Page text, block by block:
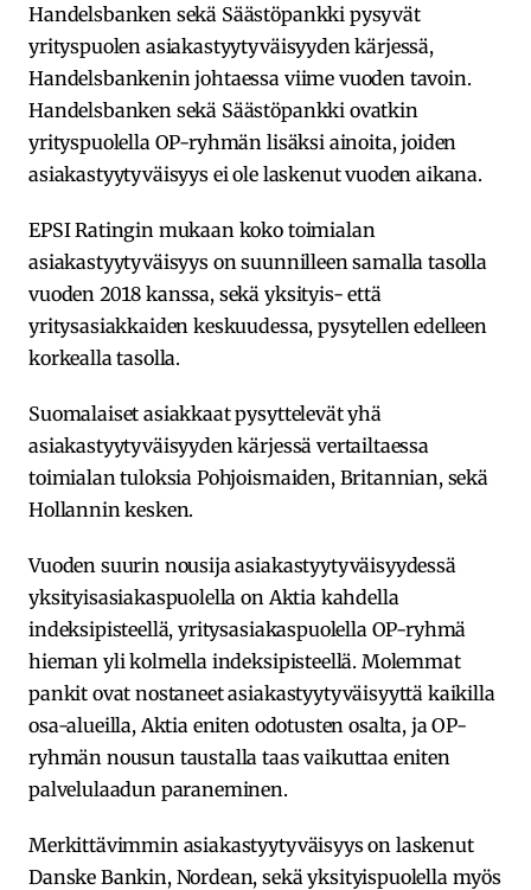
Handelsbanken sekä Säästöpankki pysyvät
yrityspuolen asiakastyytyväisyyden kärjessä,
Handelsbankenin johtaessa viime vuoden tavoin.
Handelsbanken sekä Säästöpankki ovatkin
yrityspuolella OP-ryhmän lisäksi ainoita, joiden
asiakastyytyväisyys ei ole laskenut vuoden aikana.
EPSI Ratingin mukaan koko toimialan
asiakastyytyväisyys on suunnilleen samalla tasolla
vuoden 2018 kanssa, sekä yksityis- että
yritysasiakkaiden keskuudessa, pysytellen edelleen
korkealla tasolla.
Suomalaiset asiakkaat pysyttelevät yhä
asiakastyytyväisyyden kärjessä vertailtaessa
toimialan tuloksia Pohjoismaiden, Britannian, sekä
Hollannin kesken.
Vuoden suurin nousija asiakastyytyväisyydessä
yksityisasiakaspuolella on Aktia kahdella
indeksipisteellä, yritysasiakaspuolella OP-ryhmä
hieman yli kolmella indeksipisteellä. Molemmat
pankit ovat nostaneet asiakastyytyväisyyttä kaikilla
osa-alueilla, Aktia eniten odotusten osalta, ja OP-
ryhmän nousun taustalla taas vaikuttaa eniten
palvelulaadun paraneminen.
Merkittävimmin asiakastyytyväisyys on laskenut
Danske Bankin, Nordean, sekä yksityispuolella myös